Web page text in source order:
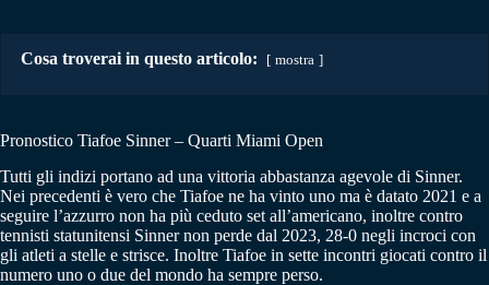
Cosa troverai in questo articolo: mostra
Pronostico Tiafoe Sinner – Quarti Miami Open
Tutti gli indizi portano ad una vittoria abbastanza agevole di Sinner.
Nei precedenti è vero che Tiafoe ne ha vinto uno ma è datato 2021 e a
seguire l’azzurro non ha più ceduto set all’americano, inoltre contro
tennisti statunitensi Sinner non perde dal 2023, 28-0 negli incroci con
gli atleti a stelle e strisce. Inoltre Tiafoe in sette incontri giocati contro il
numero uno o due del mondo ha sempre perso.